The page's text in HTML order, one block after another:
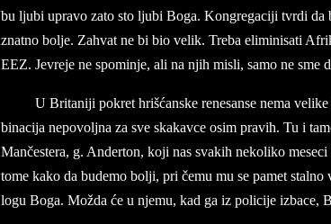
bu lju­bi upra­vo zato sto lju­bi Boga. Kon­gre­ga­ci­ji tvr­di da
znat­no bol­je. Za­hvat ne bi bio ve­lik. Tre­ba eli­mi­ni­sa­ti
EEZ. Je­vre­je ne spo­min­je, ali na njih mi­sli, samo ne sme
U Bri­ta­ni­ji po­kret hrišćan­ske re­ne­san­se nema
bi­na­ci­ja ne­po­vol­jna za sve ska­kav­ce osim pra­vih. Tu i
Man­če­ste­ra, g. Ander­ton, koji nas sva­kih ne­ko­li­ko
tome kako da bu­de­mo bol­ji, pri čemu mu se pa­met
lo­gu Boga. Možda će u nje­mu, kad ga iz po­l­i­ci­je iz­ba­ce,